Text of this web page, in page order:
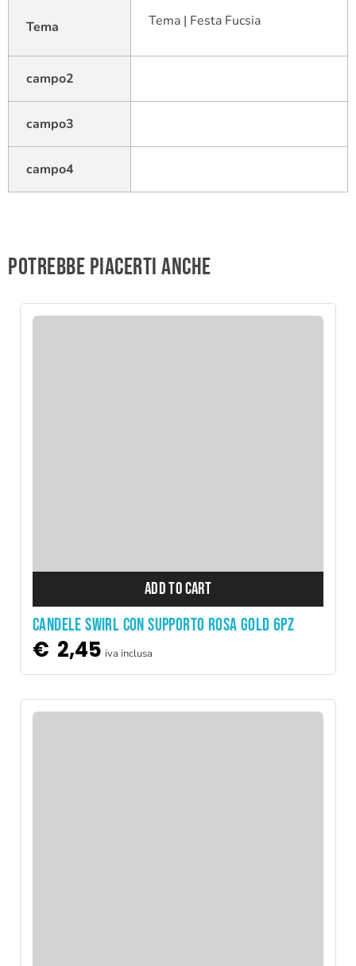
Tema Tema | Festa Fucsia
campo2
campo3
campo4
Potrebbe piacerti anche
ADD TO CART
CANDELE SWIRL CON SUPPORTO ROSA GOLD 6PZ
€ 2,45 iva inclusa